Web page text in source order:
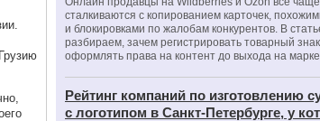
сталкиваются с копированием карточек,
и блокировками по жалобам конкурентов. В
разбираем, зачем регистрировать товарный
оформлять права на контент до выхода на
Рейтинг компаний по изготовлению
с логотипом в Санкт-Петербурге, у